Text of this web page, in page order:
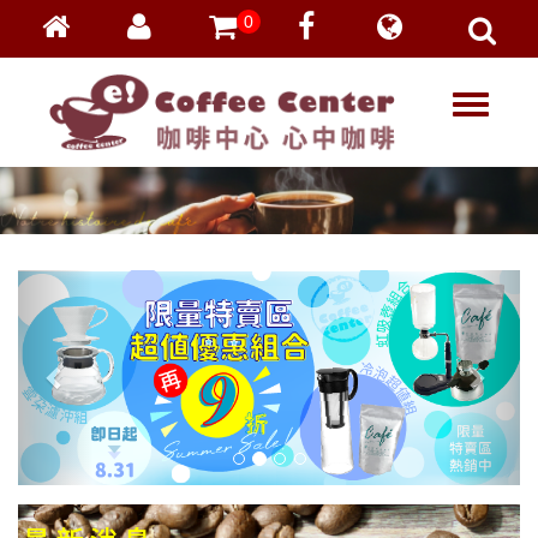
會員登入
忘記密碼
加入會員
VIP登入
VIP申請
0
T
l
e
a
v
i
g
a
t
i
o
n